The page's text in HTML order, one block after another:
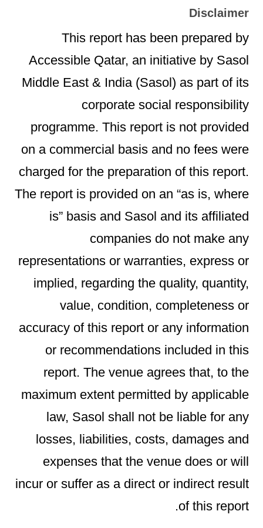
Disclaimer
This report has been prepared by
Accessible Qatar, an initiative by Sasol
Middle East & India (Sasol) as part of its
corporate social responsibility
programme. This report is not provided
on a commercial basis and no fees were
charged for the preparation of this report.
The report is provided on an “as is, where
is” basis and Sasol and its affiliated
companies do not make any
representations or warranties, express or
implied, regarding the quality, quantity,
value, condition, completeness or
accuracy of this report or any information
or recommendations included in this
report. The venue agrees that, to the
maximum extent permitted by applicable
law, Sasol shall not be liable for any
losses, liabilities, costs, damages and
expenses that the venue does or will
incur or suffer as a direct or indirect result
of this report.